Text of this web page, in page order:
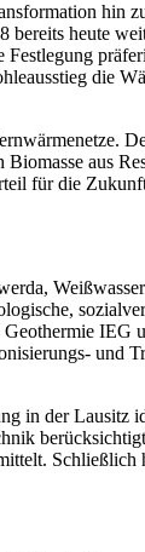
hin
heute
die
aus
für die
und
in der